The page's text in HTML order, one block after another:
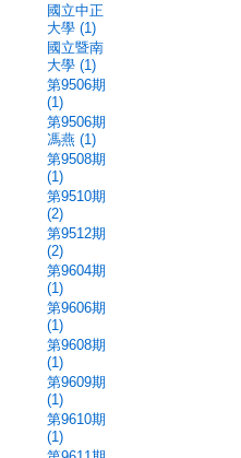
國立中正
大學 (1)
國立暨南
大學 (1)
第9506期
(1)
第9506期
馮燕 (1)
第9508期
(1)
第9510期
(2)
第9512期
(2)
第9604期
(1)
第9606期
(1)
第9608期
(1)
第9609期
(1)
第9610期
(1)